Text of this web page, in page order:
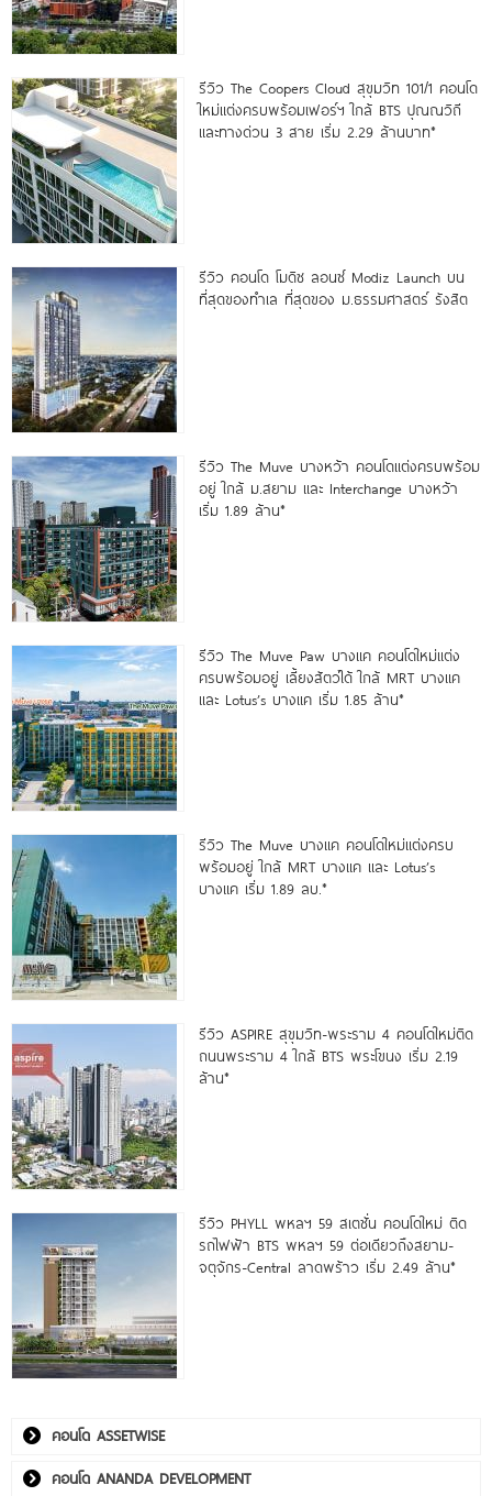
รีวิว The Coopers Cloud สุขุมวิท 101/1 คอนโด
ใหม่แต่งครบพร้อมเฟอร์ฯ ใกล้ BTS ปุณณวิถี
และทางด่วน 3 สาย เริ่ม 2.29 ล้านบาท*
รีวิว คอนโด โมดิซ ลอนซ์ Modiz Launch บน
ที่สุดของทำเล ที่สุดของ ม.ธรรมศาสตร์ รังสิต
รีวิว The Muve บางหว้า คอนโดแต่งครบพร้อม
อยู่ ใกล้ ม.สยาม และ Interchange บางหว้า
เริ่ม 1.89 ล้าน*
รีวิว The Muve Paw บางแค คอนโดใหม่แต่ง
ครบพร้อมอยู่ เลี้ยงสัตว์ได้ ใกล้ MRT บางแค
และ Lotus’s บางแค เริ่ม 1.85 ล้าน*
รีวิว The Muve บางแค คอนโดใหม่แต่งครบ
พร้อมอยู่ ใกล้ MRT บางแค และ Lotus’s
บางแค เริ่ม 1.89 ลบ.*
รีวิว ASPIRE สุขุมวิท-พระราม 4 คอนโดใหม่ติด
ถนนพระราม 4 ใกล้ BTS พระโขนง เริ่ม 2.19
ล้าน*
รีวิว PHYLL พหลฯ 59 สเตชั่น คอนโดใหม่ ติด
รถไฟฟ้า BTS พหลฯ 59 ต่อเดียวถึงสยาม-
จตุจักร-Central ลาดพร้าว เริ่ม 2.49 ล้าน*
คอนโด ASSETWISE
คอนโด ANANDA DEVELOPMENT